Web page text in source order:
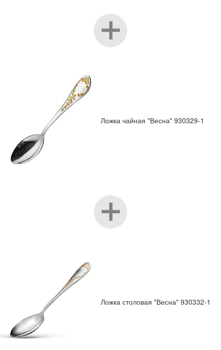
Ложка чайная "Весна" 930329-1
Ложка столовая "Весна" 930332-1